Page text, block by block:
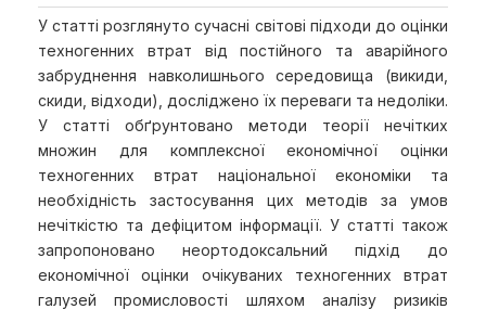
У статті розглянуто сучасні світові підходи до оцінки
техногенних втрат від постійного та аварійного
забруднення навколишнього середовища (викиди,
скиди, відходи), досліджено їх переваги та недоліки.
У статті обґрунтовано методи теорії нечітких
множин для комплексної економічної оцінки
техногенних втрат національної економіки та
необхідність застосування цих методів за умов
нечіткістю та дефіцитом інформації. У статті також
запропоновано неортодоксальний підхід до
економічної оцінки очікуваних техногенних втрат
галузей промисловості шляхом аналізу ризиків